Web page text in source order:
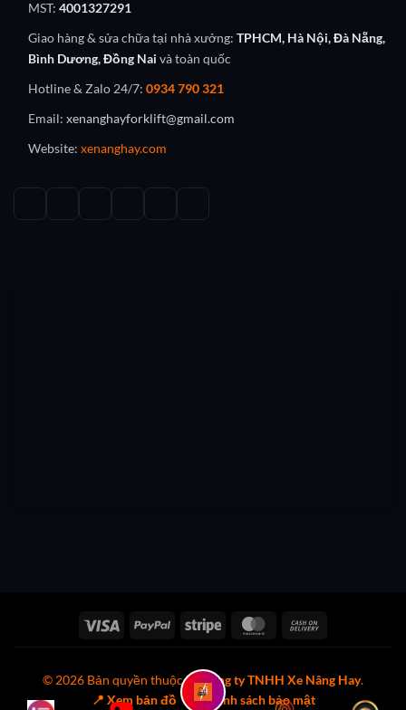
MST: 4001327291
Giao hàng & sửa chữa tại nhà xưởng: TPHCM, Hà Nội, Đà Nẵng,
Bình Dương, Đồng Nai và toàn quốc
Hotline & Zalo 24/7: 0934 790 321
Email: xenanghayforklift@gmail.com
Website: xenanghay.com
Visa PayPal Stripe MasterCard
© 2026 Bản quyền thuộc vềCông ty TNHH Xe Nâng Hay.
📍 Xem bản đồ
🔒 Chính sách bảo mật